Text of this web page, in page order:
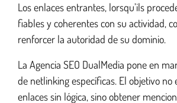
Los enlaces entrantes, lorsqu’ils
fiables y coherentes con su actividad,
renforcer la autoridad de su dominio.
La Agencia SEO DualMedia pone en
de netlinking específicas. El objetivo no
enlaces sin lógica, sino obtener